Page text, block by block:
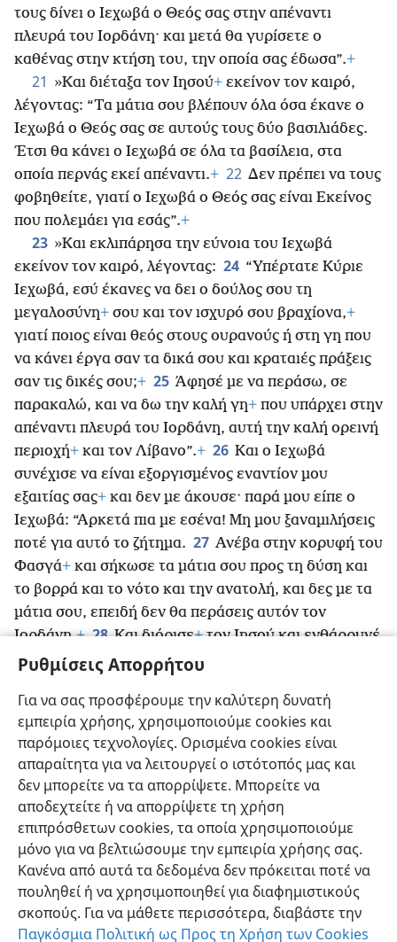
Ρυθμίσεις Απορρήτου
Για να σας προσφέρουμε την καλύτερη δυνατή
εμπειρία χρήσης, χρησιμοποιούμε cookies και
παρόμοιες τεχνολογίες. Ορισμένα cookies είναι
απαραίτητα για να λειτουργεί ο ιστότοπός μας και
δεν μπορείτε να τα απορρίψετε. Μπορείτε να
αποδεχτείτε ή να απορρίψετε τη χρήση
επιπρόσθετων cookies, τα οποία χρησιμοποιούμε
μόνο για να βελτιώσουμε την εμπειρία χρήσης σας.
Κανένα από αυτά τα δεδομένα δεν πρόκειται ποτέ να
πουληθεί ή να χρησιμοποιηθεί για διαφημιστικούς
σκοπούς. Για να μάθετε περισσότερα, διαβάστε την
Παγκόσμια Πολιτική ως Προς τη Χρήση των Cookies
τους δίνει ο Ιεχωβά ο Θεός σας στην απέναντι
πλευρά του Ιορδάνη· και μετά θα γυρίσετε ο
καθένας στην κτήση του, την οποία σας έδωσα”.+
21 »Και διέταξα τον Ιησού+ εκείνον τον καιρό,
λέγοντας: “Τα μάτια σου βλέπουν όλα όσα έκανε ο
Ιεχωβά ο Θεός σας σε αυτούς τους δύο βασιλιάδες.
Έτσι θα κάνει ο Ιεχωβά σε όλα τα βασίλεια, στα
οποία περνάς εκεί απέναντι.+ 22 Δεν πρέπει να τους
φοβηθείτε, γιατί ο Ιεχωβά ο Θεός σας είναι Εκείνος
που πολεμάει για εσάς”.+
23 »Και εκλιπάρησα την εύνοια του Ιεχωβά
εκείνον τον καιρό, λέγοντας: 24 “Υπέρτατε Κύριε
Ιεχωβά, εσύ έκανες να δει ο δούλος σου τη
μεγαλοσύνη+ σου και τον ισχυρό σου βραχίονα,+
γιατί ποιος είναι θεός στους ουρανούς ή στη γη που
να κάνει έργα σαν τα δικά σου και κραταιές πράξεις
σαν τις δικές σου;+ 25 Άφησέ με να περάσω, σε
παρακαλώ, και να δω την καλή γη+ που υπάρχει στην
απέναντι πλευρά του Ιορδάνη, αυτή την καλή ορεινή
περιοχή+ και τον Λίβανο”.+ 26 Και ο Ιεχωβά
συνέχισε να είναι εξοργισμένος εναντίον μου
εξαιτίας σας+ και δεν με άκουσε· παρά μου είπε ο
Ιεχωβά: “Αρκετά πια με εσένα! Μη μου ξαναμιλήσεις
ποτέ για αυτό το ζήτημα. 27 Ανέβα στην κορυφή του
Φασγά+ και σήκωσε τα μάτια σου προς τη δύση και
το βορρά και το νότο και την ανατολή, και δες με τα
μάτια σου, επειδή δεν θα περάσεις αυτόν τον
Ιορδάνη.+ 28 Και διόρισε+τον Ιησού και ενθάρρυνέ
τον και ενίσχυσέ τον, επειδή εκείνος θα περάσει
να κληρονομήσουν τη γη που θα δεις”. + 29 Όλο
αυτό το διάστημα κατοικούσαμε στην κοιλάδα
μπροστά από τη Βαιθ-φεγώρ.+
Ελληνική Κοινή Χρήση Προτιμήσεις
Copyright© 2026 Watch Tower Bible and Tract Society of Pennsylvania
Όροι Χρήσης Πολιτική Απορρήτου
Ρυθμίσεις Απορρήτου
JW.ORG
Σύνδεση